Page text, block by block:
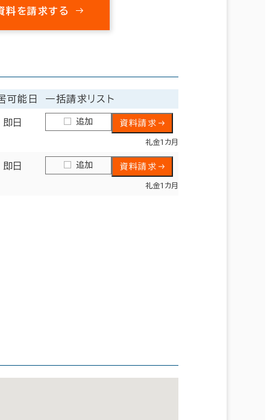
料を請求する
可能日 一括請求リスト
即日 追加 資料請求
礼金1カ月
即日 追加 資料請求
礼金1カ月